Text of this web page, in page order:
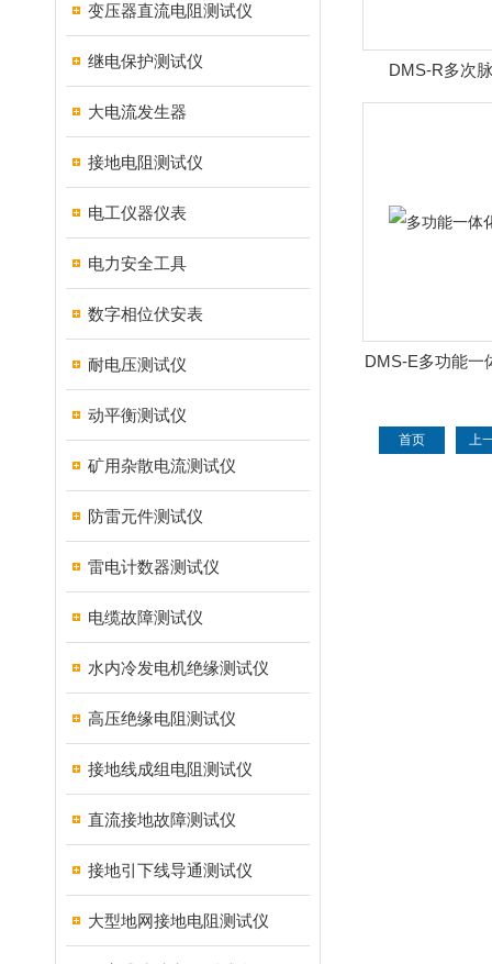
变压器直流电阻测试仪
继电保护测试仪
大电流发生器
接地电阻测试仪
电工仪器仪表
电力安全工具
数字相位伏安表
耐电压测试仪
动平衡测试仪
矿用杂散电流测试仪
防雷元件测试仪
雷电计数器测试仪
电缆故障测试仪
水内冷发电机绝缘测试仪
高压绝缘电阻测试仪
接地线成组电阻测试仪
直流接地故障测试仪
接地引下线导通测试仪
大型地网接地电阻测试仪
DMS-R多次
DMS-E多功能一
首页 上